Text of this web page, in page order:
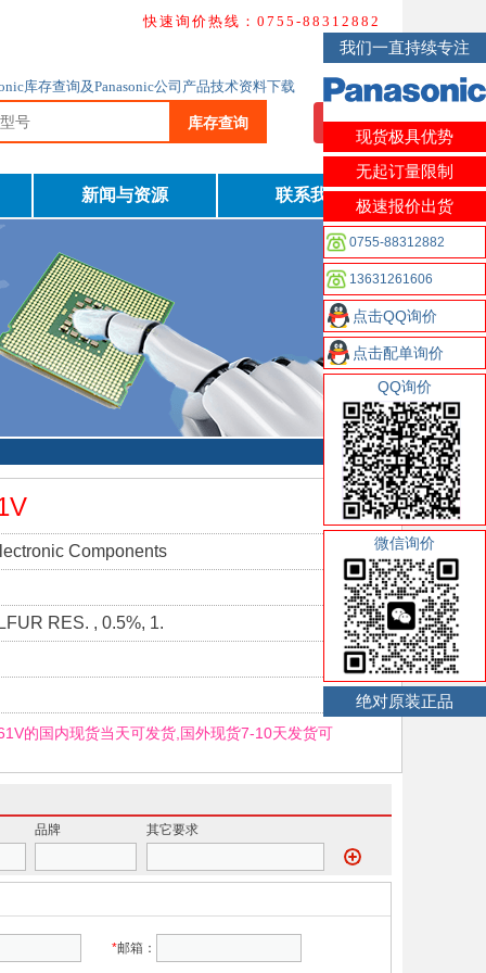
快速询价热线：0755-88312882
库存查询及Panasonic公司产品技术资料下载
库存查询 我要询价
新闻与资源 联系我们
Components
RES. , 0.5%, 1.
的国内现货当天可发货,国外现货7-10天发货可
品牌 其它要求
*邮箱：
我们一直持续专注
现货极具优势
无起订量限制
极速报价出货
0755-88312882
13631261606
点击QQ询价
点击配单询价
QQ询价
微信询价
绝对原装正品